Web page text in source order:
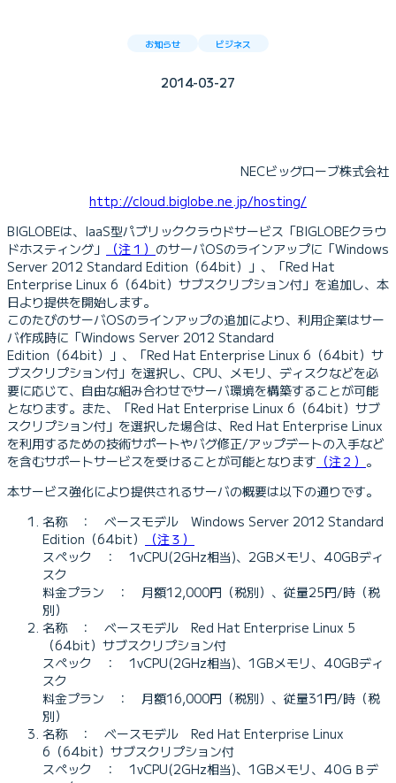
お知らせ ビジネス
2014-03-27
NECビッグローブ株式会社
http://cloud.biglobe.ne.jp/hosting/
BIGLOBEは、IaaS型パブリッククラウドサービス「BIGLOBEクラウ
ドホスティング」
（注１） のサーバOSのラインアップに「Windows
Server 2012 Standard Edition（64bit）」、「Red Hat
Enterprise Linux 6（64bit）サブスクリプション付」を追加し、本
日より提供を開始します。
このたびのサーバOSのラインアップの追加により、利用企業はサー
バ作成時に「Windows Server 2012 Standard
Edition（64bit）」、「Red Hat Enterprise Linux 6（64bit）サ
ブスクリプション付」を選択し、CPU、メモリ、ディスクなどを必
要に応じて、自由な組み合わせでサーバ環境を構築することが可能
となります。また、「Red Hat Enterprise Linux 6（64bit）サブ
スクリプション付」を選択した場合は、Red Hat Enterprise Linux
を利用するための技術サポートやバグ修正/アップデートの入手など
を含むサポートサービスを受けることが可能となります （注２） 。
本サービス強化により提供されるサーバの概要は以下の通りです。
名称 ： ベースモデル Windows Server 2012 Standard
Edition（64bit）
（注３）
スペック ： 1vCPU(2GHz相当)、2GBメモリ、40GBディ
スク
料金プラン ： 月額12,000円（税別）、従量25円/時（税
別）
名称 ： ベースモデル Red Hat Enterprise Linux 5
（64bit）サブスクリプション付
スペック ： 1vCPU(2GHz相当)、1GBメモリ、40GBディ
スク
料金プラン ： 月額16,000円（税別）、従量31円/時（税
別）
名称 ： ベースモデル Red Hat Enterprise Linux
6（64bit）サブスクリプション付
スペック ： 1vCPU(2GHz相当)、1GBメモリ、40ＧＢデ